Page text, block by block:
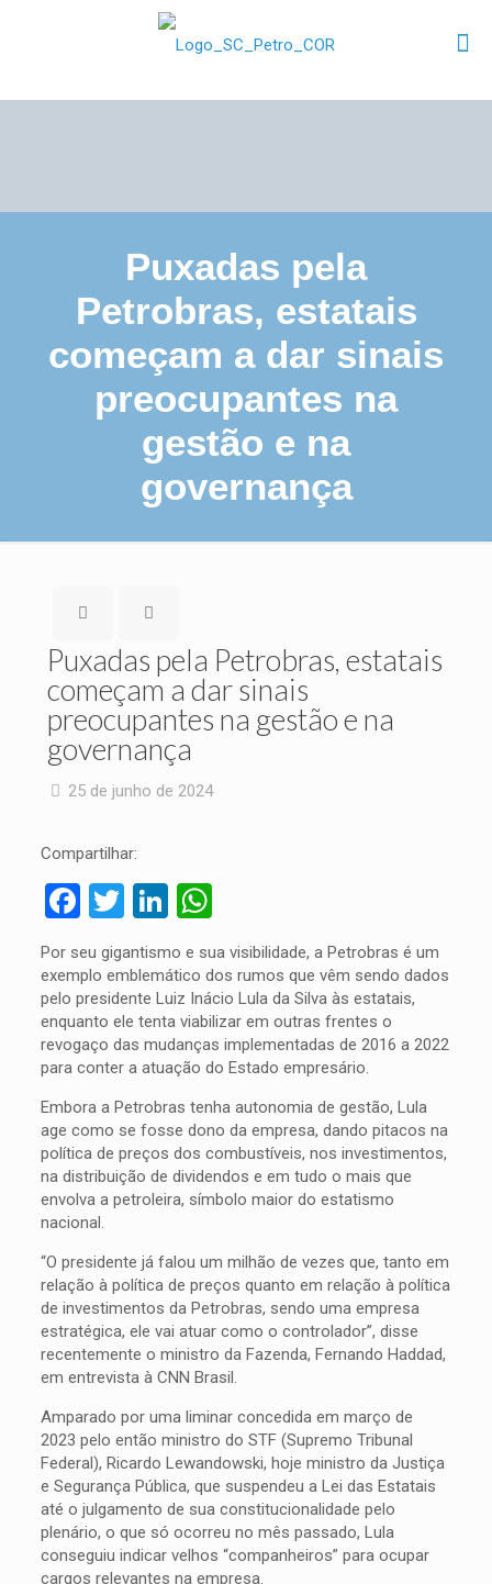
Puxadas pela
Petrobras, estatais
começam a dar sinais
preocupantes na
gestão e na
governança
Puxadas pela Petrobras, estatais
começam a dar sinais
preocupantes na gestão e na
governança
25 de junho de 2024
Compartilhar:
Facebook
TwitterLinkedIn
WhatsApp
Por seu gigantismo e sua visibilidade, a Petrobras é um
exemplo emblemático dos rumos que vêm sendo dados
pelo presidente Luiz Inácio Lula da Silva às estatais,
enquanto ele tenta viabilizar em outras frentes o
revogaço das mudanças implementadas de 2016 a 2022
para conter a atuação do Estado empresário.
Embora a Petrobras tenha autonomia de gestão, Lula
age como se fosse dono da empresa, dando pitacos na
política de preços dos combustíveis, nos investimentos,
na distribuição de dividendos e em tudo o mais que
envolva a petroleira, símbolo maior do estatismo
nacional.
“O presidente já falou um milhão de vezes que, tanto em
relação à política de preços quanto em relação à política
de investimentos da Petrobras, sendo uma empresa
estratégica, ele vai atuar como o controlador”, disse
recentemente o ministro da Fazenda, Fernando Haddad,
em entrevista à CNN Brasil.
Amparado por uma liminar concedida em março de
2023 pelo então ministro do STF (Supremo Tribunal
Federal), Ricardo Lewandowski, hoje ministro da Justiça
e Segurança Pública, que suspendeu a Lei das Estatais
até o julgamento de sua constitucionalidade pelo
plenário, o que só ocorreu no mês passado, Lula
conseguiu indicar velhos “companheiros” para ocupar
cargos relevantes na empresa.